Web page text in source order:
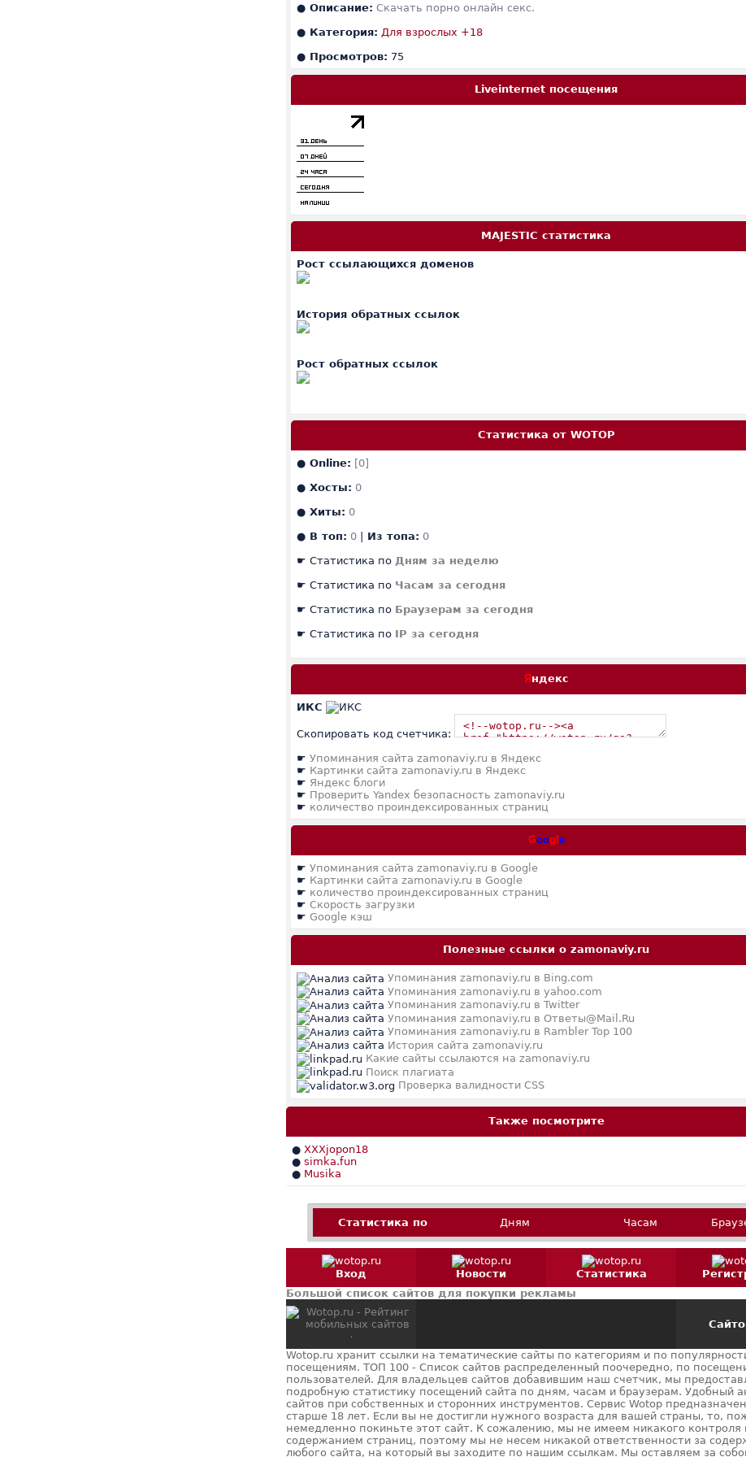
● Описание: Cкачать порно онлайн секс.
● Категория: Для взрослых +18
● Просмотров: 75
Liveinternet посещения
MAJESTIC статистика
Рост ссылающихся доменов
История обратных ссылок
Рост обратных ссылок
Статистика от WOTOP
● Online: [0]
● Хосты: 0
● Хиты: 0
● В топ: 0 | Из топа: 0
☛ Статистика по Дням за неделю
☛ Статистика по Часам за сегодня
☛ Статистика по Браузерам за сегодня
☛ Статистика по IP за сегодня
Яндекс
ИКС
Скопировать код счетчика:
☛ Упоминания сайта zamonaviy.ru в Яндекс
☛ Картинки сайта zamonaviy.ru в Яндекс
☛ Яндекс блоги
☛ Проверить Yandex безопасность zamonaviy.ru
☛ количество проиндексированных страниц
Googl e
☛ Упоминания сайта zamonaviy.ru в Google
☛ Картинки сайта zamonaviy.ru в Google
☛ количество проиндексированных страниц
☛ Скорость загрузки
☛ Google кэш
Полезные ссылки о zamonaviy.ru
Упоминания zamonaviy.ru в Bing.com
Упоминания zamonaviy.ru в yahoo.com
Упоминания zamonaviy.ru в Twitter
Упоминания zamonaviy.ru в Ответы@Mail.Ru
Упоминания zamonaviy.ru в Rambler Top 100
История сайта zamonaviy.ru
Какие сайты ссылаются на zamonaviy.ru
Поиск плагиата
Проверка валидности CSS
Также посмотрите
● XXXjopon18
● simka.fun
● Musika
Статистика по Дням Часам
Вход Новости Статистика
Большой список сайтов для покупки рекламы
Wotop.ru хранит ссылки на тематические сайты по категориям и по
посещениям. ТОП 100 - Список сайтов распределенный поочередно, по
пользователей. Для владельцев сайтов добавившим наш счетчик, мы
подробную статистику посещений сайта по дням, часам и браузерам. Удобный
сайтов при собственных и сторонних инструментов. Сервис Wotop
старше 18 лет. Если вы не достигли нужного возраста для вашей страны, то,
немедленно покиньте этот сайт. К сожалению, мы не имеем никакого контроля
содержанием страниц, поэтому мы не несем никакой ответственности за
любого сайта, на который вы заходите по нашим ссылкам. Мы оставляем за